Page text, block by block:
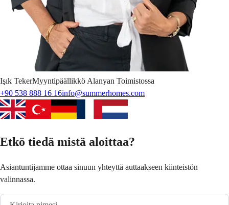
Işık TekerMyyntipäällikkö Alanyan Toimistossa
+90 538 888 16 16info@summerhomes.com
Etkö tiedä mistä aloittaa?
Asiantuntijamme ottaa sinuun yhteyttä auttaakseen kiinteistön
valinnassa.